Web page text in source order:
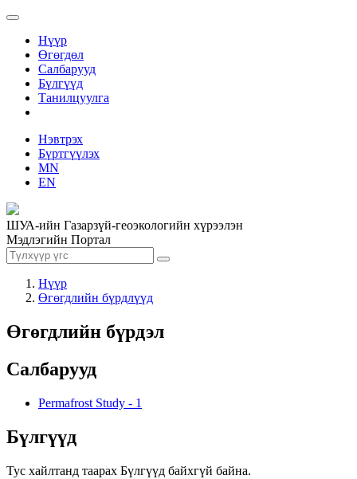
Нүүр
Өгөгдөл
Салбарууд
Бүлгүүд
Танилцуулга
Нэвтрэх
Бүртгүүлэх
MN
EN
ШУА-ийн Газарзүй-геоэкологийн хүрээлэн
Мэдлэгийн Портал
Нүүр
Өгөгдлийн бүрдлүүд
Өгөгдлийн бүрдэл
Салбарууд
Permafrost Study - 1
Бүлгүүд
Тус хайлтанд таарах Бүлгүүд байхгүй байна.